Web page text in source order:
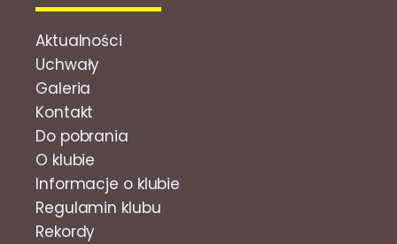
Aktualności
Uchwały
Galeria
Kontakt
Do pobrania
O klubie
Informacje o klubie
Regulamin klubu
Rekordy